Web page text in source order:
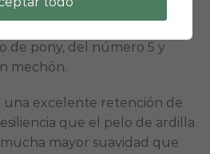
de pony, del número 5 y
mechón.
una excelente retención de
que el pelo de ardilla
mayor suavidad que